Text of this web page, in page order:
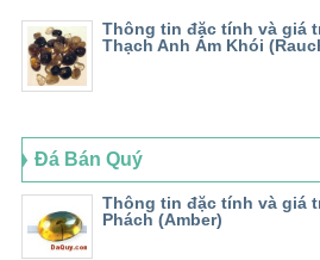
Thông tin đặc tính và giá
Thạch Anh Ám Khói
Đá Bán Quý
Thông tin đặc tính và giá
Phách (Amber)